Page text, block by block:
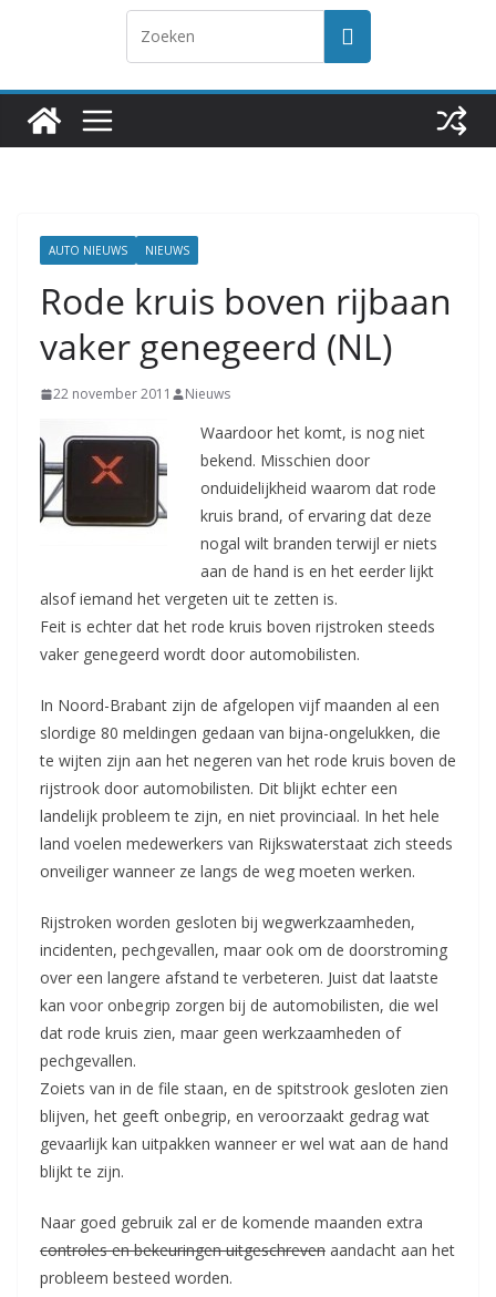
AUTO NIEUWS NIEUWS
Rode kruis boven rijbaan
vaker genegeerd (NL)
22 november 2011 Nieuws
Waardoor het komt, is nog niet
bekend. Misschien door
onduidelijkheid waarom dat rode
kruis brand, of ervaring dat deze
nogal wilt branden terwijl er niets
aan de hand is en het eerder lijkt
alsof iemand het vergeten uit te zetten is.
Feit is echter dat het rode kruis boven rijstroken steeds
vaker genegeerd wordt door automobilisten.
In Noord-Brabant zijn de afgelopen vijf maanden al een
slordige 80 meldingen gedaan van bijna-ongelukken, die
te wijten zijn aan het negeren van het rode kruis boven de
rijstrook door automobilisten. Dit blijkt echter een
landelijk probleem te zijn, en niet provinciaal. In het hele
land voelen medewerkers van Rijkswaterstaat zich steeds
onveiliger wanneer ze langs de weg moeten werken.
Rijstroken worden gesloten bij wegwerkzaamheden,
incidenten, pechgevallen, maar ook om de doorstroming
over een langere afstand te verbeteren. Juist dat laatste
kan voor onbegrip zorgen bij de automobilisten, die wel
dat rode kruis zien, maar geen werkzaamheden of
pechgevallen.
Zoiets van in de file staan, en de spitstrook gesloten zien
blijven, het geeft onbegrip, en veroorzaakt gedrag wat
gevaarlijk kan uitpakken wanneer er wel wat aan de hand
blijkt te zijn.
Naar goed gebruik zal er de komende maanden extra
controles en bekeuringen uitgeschreven aandacht aan het
probleem besteed worden.